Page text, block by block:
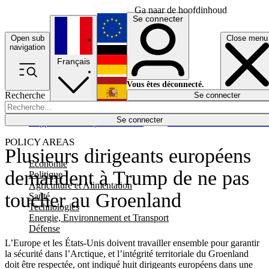
Ga naar de hoofdinhoud
Open sub
navigation
Close menu
Recherche
Se connecter
POLICY AREAS
Economie
Politique
Agriculture et Alimentation
Santé
Technologies
Energie, Environnement et Transport
Défense
Économie
Français
English
Deutsch
Español
Se connecter
Vous êtes déconnecté.
Se connecter
Plusieurs dirigeants européens
demandent à Trump de ne pas
toucher au Groenland
L’Europe et les États-Unis doivent travailler ensemble pour garantir
la sécurité dans l’Arctique, et l’intégrité territoriale du Groenland
doit être respectée, ont indiqué huit dirigeants européens dans une